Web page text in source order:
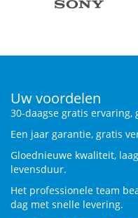
Uw voordelen
30-daagse gratis
Een jaar garantie, gratis
Gloednieuwe kwaliteit,
levensduur.
Het professionele team
dag met snelle levering.